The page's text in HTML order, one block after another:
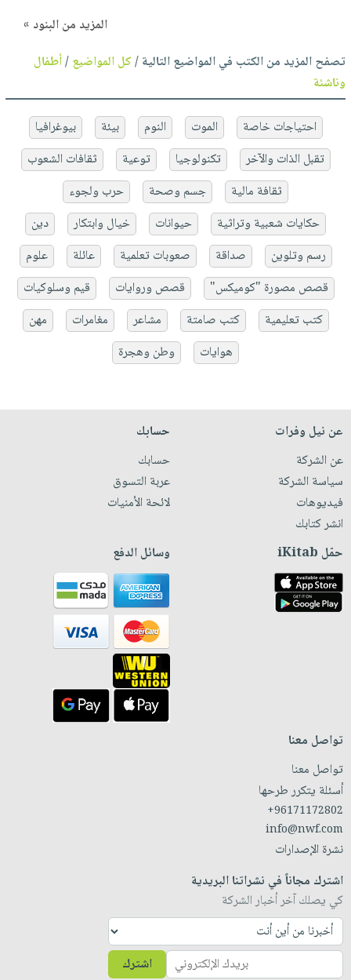
المزيد من البنود »
تصفح المزيد من الكتب في المواضيع التالية /كل المواضيع/أطفال
وناشئة
احتياجات خاصة الموت النوم بيئة
بيوغرافيا
تقبل الذات والآخر
تكنولوجيا توعية
ثقافات الشعوب
ثقافة مالية
جسم وصحة
حرب ولجوء
حكايات شعبية وتراثية
حيوانات خيال وابتكار
دين
رسم وتلوين
صداقة صعوبات تعلمية عائلة
علوم
قصص مصورة "كوميكس"
قصص وروايات
قيم وسلوكيات
كتب تعليمية
كتب صامتة مشاعر مغامرات
مهن
هوايات
وطن وهجرة
عن نيل وفرات
عن الشركة
سياسة الشركة
فيديوهات
انشر كتابك
حسابك
حسابك
عربة التسوق
لائحة الأمنيات
حمّل iKitab وسائل الدفع
تواصل معنا
تواصل معنا
أسئلة يتكرر طرحها
+96171172802
info@nwf.com
نشرة الإصدارات
اشترك مجاناً في نشراتنا البريدية
كي يصلك آخر أخبار الشركة
اشترك